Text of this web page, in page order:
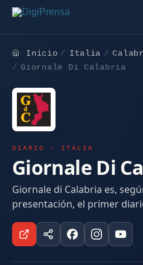
Inicio Italia
Giornale Di Calabria
DIARIO · ITALIA
Giornale Di
Giornale di Calabria es,
presentación, el primer